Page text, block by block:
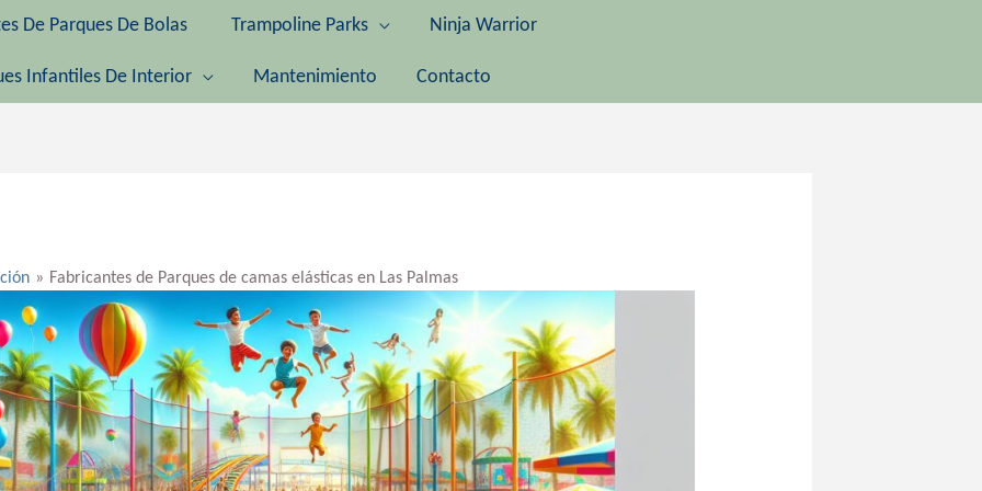
De Parques De Bolas Trampoline Parks Ninja Warrior
Infantiles De Interior Mantenimiento Contacto
Fabricantes de Parques de camas elásticas en Las Palmas